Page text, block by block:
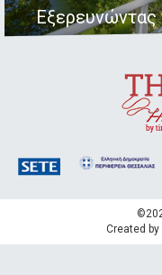
Εξερευνώντας
Created by